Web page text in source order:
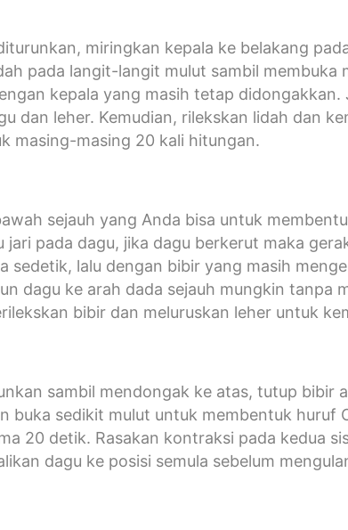
miringkan kepala ke belakang
pada langit-langit mulut sambil membuka
kepala yang masih tetap didongakkan.
dan leher. Kemudian, rilekskan lidah dan
masing-masing 20 kali hitungan.
sejauh yang Anda bisa untuk
pada dagu, jika dagu berkerut maka
sedetik, lalu dengan bibir yang masih
dagu ke arah dada sejauh mungkin tanpa
bibir dan meluruskan leher untuk
sambil mendongak ke atas, tutup bibir
buka sedikit mulut untuk membentuk huruf
20 detik. Rasakan kontraksi pada kedua
dagu ke posisi semula sebelum